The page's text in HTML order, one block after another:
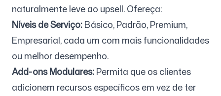
naturalmente leve ao upsell. Ofereça:
Níveis de Serviço:Básico, Padrão, Premium,
Empresarial, cada um com mais funcionalidades
ou melhor desempenho.
Add-ons Modulares:Permita que os clientes
adicionem recursos específicos em vez de ter